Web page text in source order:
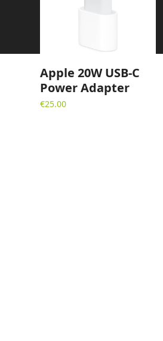
Apple 20W USB-C
Power Adapter
€25.00